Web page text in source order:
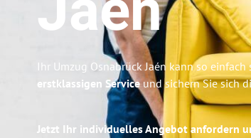
Ihr Umzug Osnabrück Jaén kann so
erstklassigen Serviceund sichern Sie sich
Jetzt Ihr individuelles Angebot anfordern